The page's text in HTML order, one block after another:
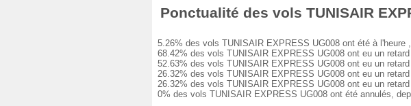
Ponctualité des vols TUNISAIR
5.26% des vols TUNISAIR EXPRESS UG008 ont été à l'heure
68.42% des vols TUNISAIR EXPRESS UG008 ont eu un
52.63% des vols TUNISAIR EXPRESS UG008 ont eu un
26.32% des vols TUNISAIR EXPRESS UG008 ont eu un
26.32% des vols TUNISAIR EXPRESS UG008 ont eu un
0% des vols TUNISAIR EXPRESS UG008 ont été annulés,